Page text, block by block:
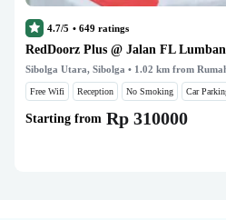
4.7/5 • 649 ratings
RedDoorz Plus @ Jalan FL
Sibolga Utara, Sibolga • 1.02 km from
Free Wifi Reception No Smoking Car
Starting from Rp 310000